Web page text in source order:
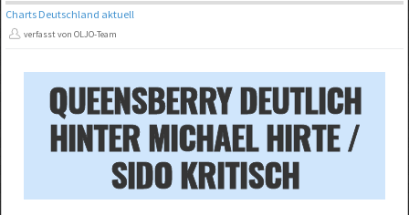
Charts Deutschland aktuell
verfasst von OLJO-Team
QUEENSBERRY DEUTLICH
HINTER MICHAEL HIRTE /
SIDO KRITISCH